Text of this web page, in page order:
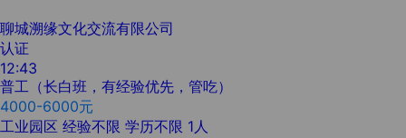
聊城溯缘文化交流有限公司
认证
12:43
普工（长白班，有经验优先，管吃）
4000-6000元
工业园区 经验不限 学历不限 1人